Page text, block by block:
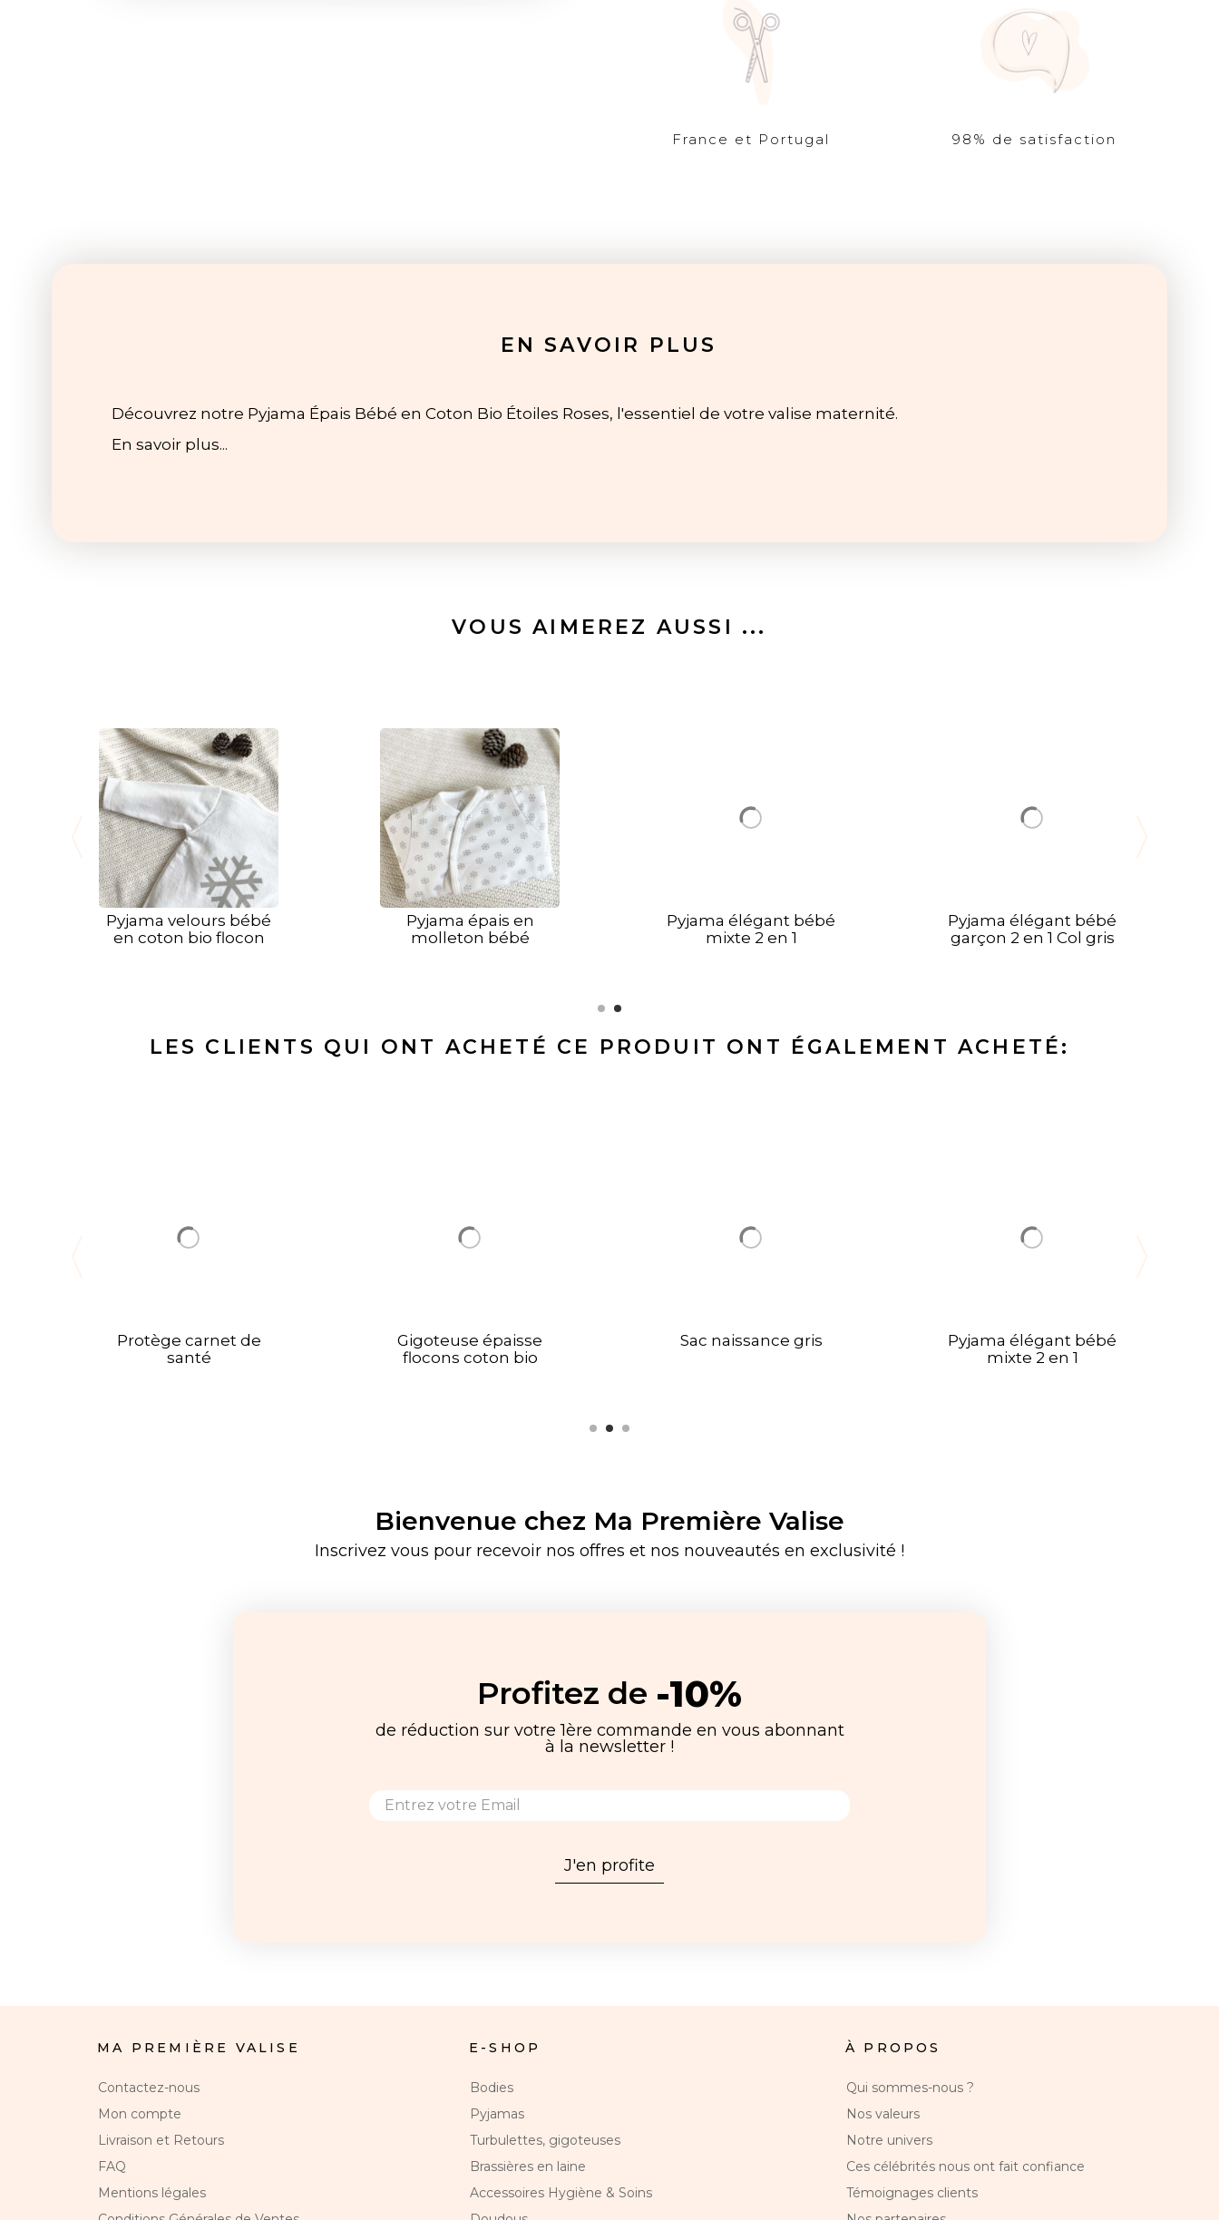
France et Portugal 98% de satisfaction
EN SAVOIR PLUS
Découvrez notre Pyjama Épais Bébé en Coton Bio Étoiles Roses, l'essentiel de votre valise maternité.
En savoir plus...
VOUS AIMEREZ AUSSI ...
Pyjama velours bébé
en coton bio flocon
Pyjama épais en
molleton bébé
Pyjama élégant bébé
mixte 2 en 1
Pyjama élégant bébé
garçon 2 en 1 Col gris
LES CLIENTS QUI ONT ACHETÉ CE PRODUIT ONT ÉGALEMENT ACHETÉ:
Protège carnet de
santé
Gigoteuse épaisse
flocons coton bio
Sac naissance gris
Pyjama élégant bébé
mixte 2 en 1
Bienvenue chez Ma Première Valise
Inscrivez vous pour recevoir nos offres et nos nouveautés en exclusivité !
Profitez de -10%
de réduction sur votre 1ère commande en vous abonnant
à la newsletter !
J'en profite
MA PREMIÈRE VALISE
Contactez-nous
Mon compte
Livraison et Retours
FAQ
Mentions légales
E-SHOP
Bodies
Pyjamas
Turbulettes, gigoteuses
Brassières en laine
Accessoires Hygiène & Soins
À PROPOS
Qui sommes-nous ?
Nos valeurs
Notre univers
Ces célébrités nous ont fait confiance
Témoignages clients